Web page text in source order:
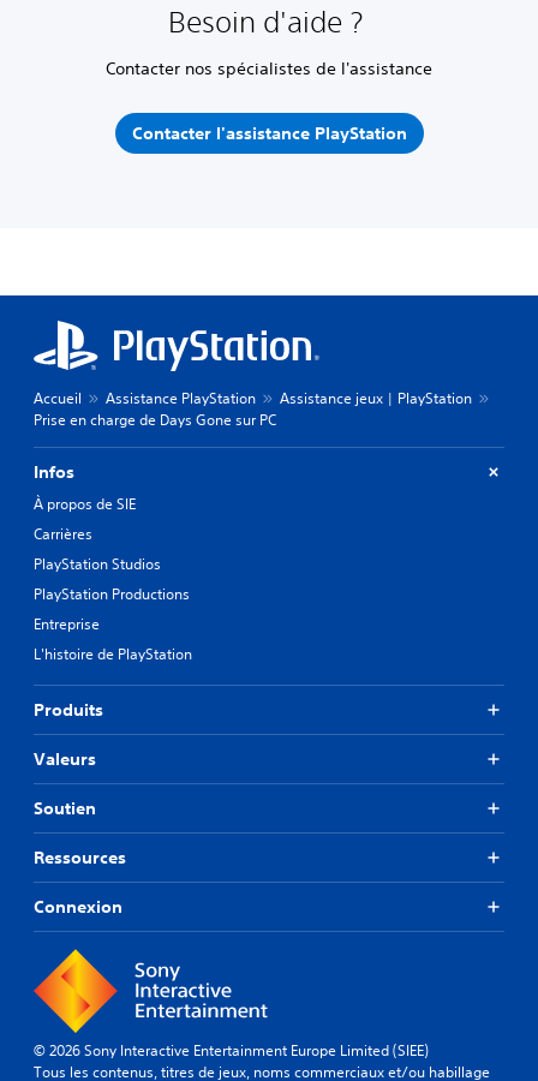
Besoin d'aide ?
Contacter nos spécialistes de l'assistance
Contacter l'assistance PlayStation
Accueil Assistance PlayStation
Assistance jeux | PlayStation
Prise en charge de Days Gone sur PC
Infos
À propos de SIE
Carrières
PlayStation Studios
PlayStation Productions
Entreprise
L'histoire de PlayStation
Produits
Valeurs
Soutien
Ressources
Connexion
© 2026 Sony Interactive Entertainment Europe Limited (SIEE)
Tous les contenus, titres de jeux, noms commerciaux et/ou habillage